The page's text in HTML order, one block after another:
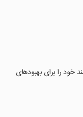
خود را برای بهبودهای